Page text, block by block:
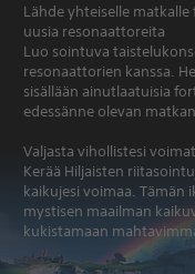
Lähde yhteiselle
uusia resonaattoreita
Luo sointuva
resonaattorien kanssa.
sisällään ainutlaatuisia
edessänne olevan
Valjasta vihollistesi
Kerää Hiljaisten
kaikujesi voimaa. Tämän
mystisen maailman
kukistamaan